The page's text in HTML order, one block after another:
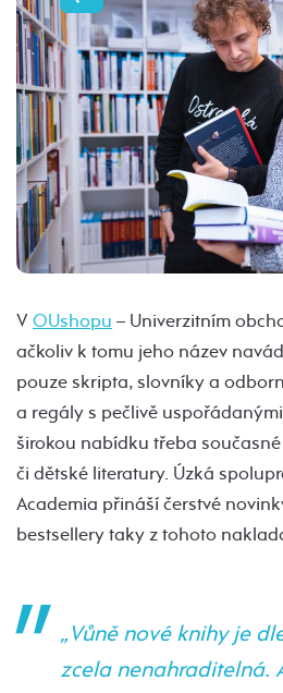
V OUshopu – Univerzitním
ačkoliv k tomu jeho název
pouze skripta, slovníky a
a regály s pečlivě
širokou nabídku třeba
či dětské literatury. Úzká
Academia přináší čerstvé
bestsellery taky z tohoto
„Vůně nové knihy je
zcela nenahraditelná.